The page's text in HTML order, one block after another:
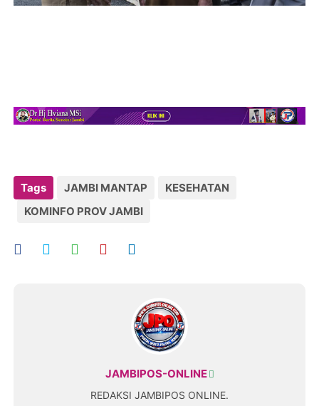
Tags JAMBI MANTAP
KESEHATAN
KOMINFO PROV JAMBI
JAMBIPOS-ONLINE
REDAKSI JAMBIPOS ONLINE.